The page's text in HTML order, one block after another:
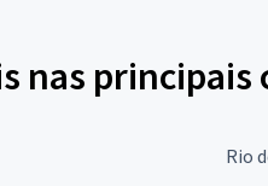
nas principais
Rio